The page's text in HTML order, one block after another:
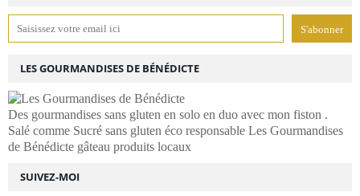
SUIVEZ-MOI
LES GOURMANDISES DE BÉNÉDICTE
Des gourmandises sans gluten en solo en duo avec mon fiston .
Salé comme Sucré sans gluten éco responsable Les Gourmandises
de Bénédicte gâteau produits locaux